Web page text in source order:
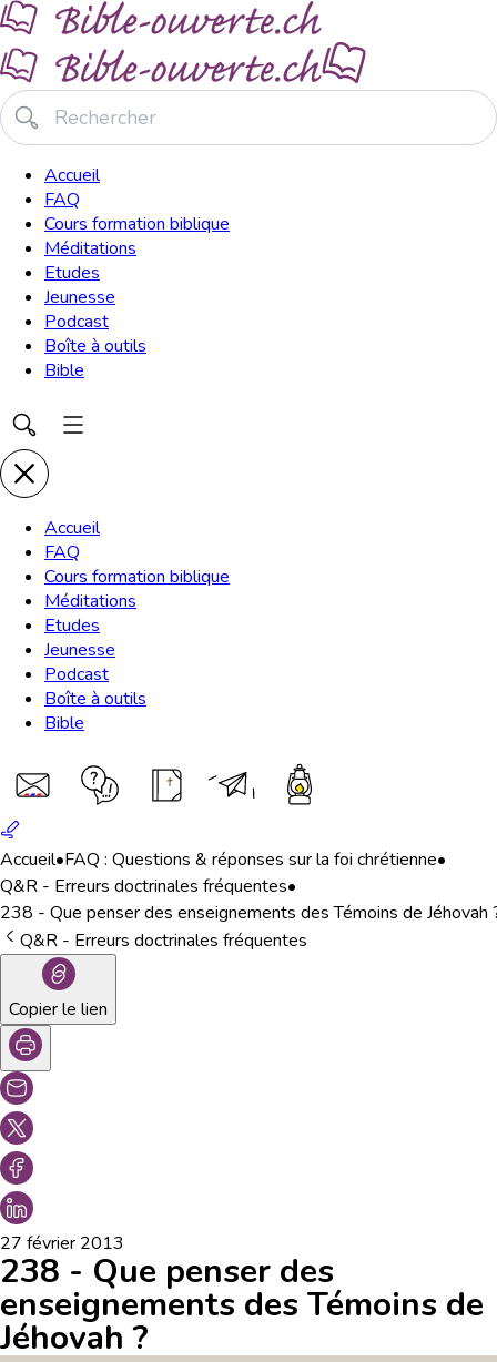
Accueil
FAQ
Cours formation biblique
Méditations
Etudes
Jeunesse
Podcast
Boîte à outils
Bible
Accueil
FAQ
Cours formation biblique
Méditations
Etudes
Jeunesse
Podcast
Boîte à outils
Bible
Accueil•FAQ : Questions & réponses sur la foi chrétienne•
Q&R - Erreurs doctrinales fréquentes•
238 - Que penser des enseignements des Témoins de Jéhovah
Q&R - Erreurs doctrinales fréquentes
Copier le lien
27 février 2013
238 - Que penser des
enseignements des Témoins de
Jéhovah ?